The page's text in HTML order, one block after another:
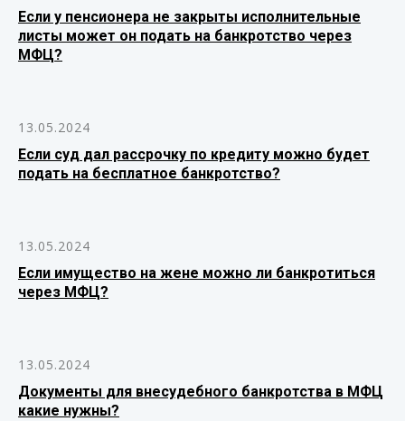
Если у пенсионера не закрыты исполнительные
листы может он подать на банкротство через
МФЦ?
13.05.2024
Если суд дал рассрочку по кредиту можно будет
подать на бесплатное банкротство?
13.05.2024
Если имущество на жене можно ли банкротиться
через МФЦ?
13.05.2024
Документы для внесудебного банкротства в МФЦ
какие нужны?